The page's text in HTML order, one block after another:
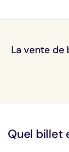
La vente de
Quel billet